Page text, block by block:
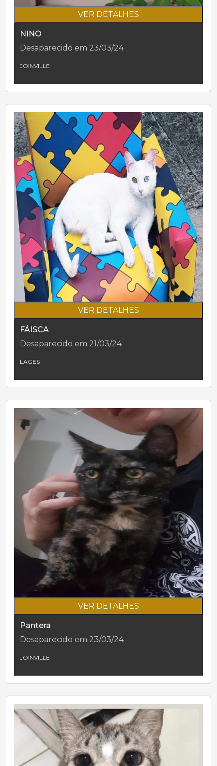
VER DETALHES
NINO
Desaparecido em 23/03/24
JOINVILLE
VER DETALHES
FÁISCA
Desaparecido em 21/03/24
LAGES
VER DETALHES
Pantera
Desaparecido em 23/03/24
JOINVILLE